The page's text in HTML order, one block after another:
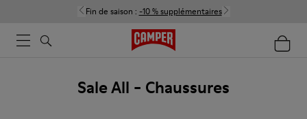
Fin de saison : -10 % supplémentaires
Sale All - Chaussures